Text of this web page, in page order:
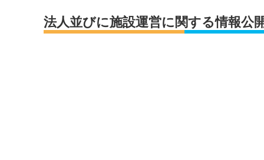
法人並びに施設運営に関する情報公